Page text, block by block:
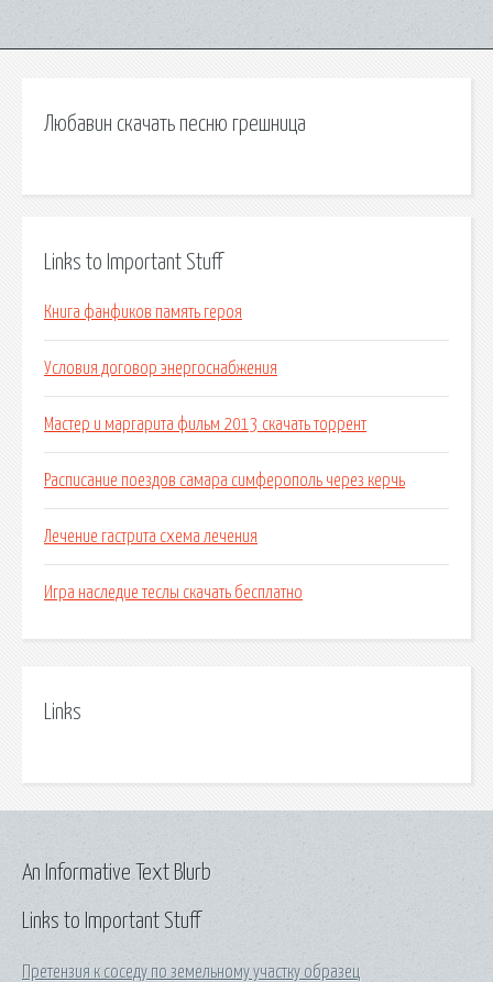
Любавин скачать песню грешница
Links to Important Stuff
Книга фанфиков память героя
Условия договор энергоснабжения
Мастер и маргарита фильм 2013 скачать торрент
Расписание поездов самара симферополь через керчь
Лечение гастрита схема лечения
Игра наследие теслы скачать бесплатно
Links
Links to Important Stuff
Претензия к соседу по земельному участку образец
An Informative Text Blurb